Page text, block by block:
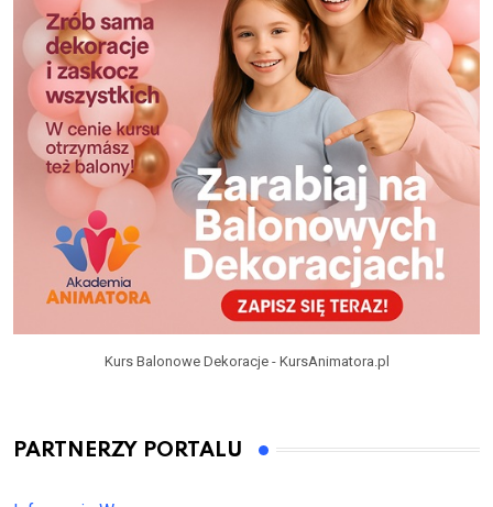
Kurs Balonowe Dekoracje - KursAnimatora.pl
PARTNERZY PORTALU